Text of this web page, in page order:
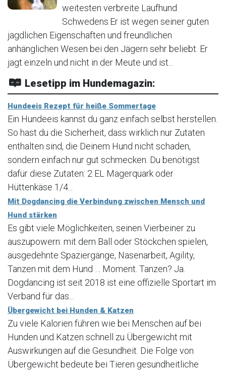
weitesten verbreite Laufhund
Schwedens.Er ist wegen seiner guten
jagdlichen Eigenschaften und freundlichen
anhänglichen Wesen bei den Jägern sehr beliebt. Er
jagt einzeln und nicht in der Meute und ist...
Lesetipp im Hundemagazin:
Hundeeis Rezept für heiße Sommertage
Ein Hundeeis kannst du ganz einfach selbst herstellen.
So hast du die Sicherheit, dass wirklich nur Zutaten
enthalten sind, die Deinem Hund nicht schaden,
sondern einfach nur gut schmecken. Du benötigst
dafür diese Zutaten: 2 EL Magerquark oder
Hüttenkäse 1/4...
Mit Dogdancing die Verbindung zwischen Mensch und
Hund stärken
Es gibt viele Möglichkeiten, seinen Vierbeiner zu
auszupowern: mit dem Ball oder Stöckchen spielen,
ausgedehnte Spaziergänge, Nasenarbeit, Agility,
Tanzen mit dem Hund … Moment. Tanzen? Ja.
Dogdancing ist seit 2018 ist eine offizielle Sportart im
Verband für das...
Übergewicht bei Hunden & Katzen
Zu viele Kalorien führen wie bei Menschen auf bei
Hunden und Katzen schnell zu Übergewicht mit
Auswirkungen auf die Gesundheit. Die Folge von
Übergewicht bedeute bei Tieren gesundheitliche